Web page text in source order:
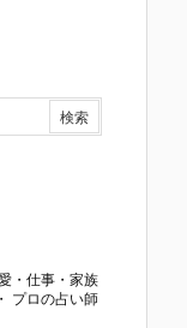
・仕事・家族
プロの占い師